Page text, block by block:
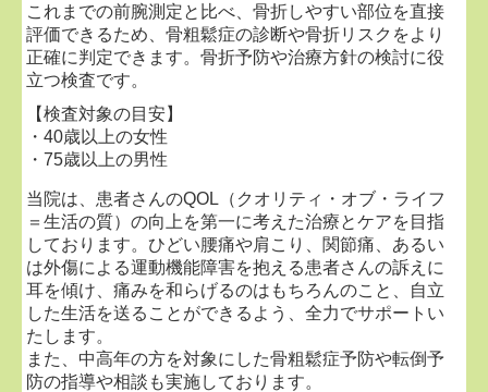
これまでの前腕測定と比べ、骨折しやすい部位を直接
評価できるため、骨粗鬆症の診断や骨折リスクをより
正確に判定できます。骨折予防や治療方針の検討に役
立つ検査です。
【検査対象の目安】
・40歳以上の女性
・75歳以上の男性
・過去に骨折したことがある方
・ご家族に骨粗鬆症や骨折歴のある方
【費用】
保険診療：約1,500円（3割負担の場合）
自費検査：5,000円
保険診療・自費診療ともに対応しております。お気軽
にご相談ください。
当院は、患者さんのQOL（クオリティ・オブ・ライフ
＝生活の質）の向上を第一に考えた治療とケアを目指
しております。ひどい腰痛や肩こり、関節痛、あるい
は外傷による運動機能障害を抱える患者さんの訴えに
耳を傾け、痛みを和らげるのはもちろんのこと、自立
した生活を送ることができるよう、全力でサポートい
たします。
また、中高年の方を対象にした骨粗鬆症予防や転倒予
防の指導や相談も実施しております。